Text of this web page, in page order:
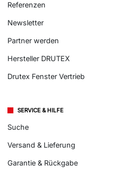
Referenzen
Newsletter
Partner werden
Hersteller DRUTEX
Drutex Fenster Vertrieb
SERVICE & HILFE
Suche
Versand & Lieferung
Garantie & Rückgabe